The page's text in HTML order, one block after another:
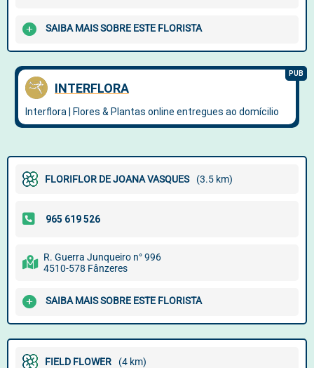
SAIBA MAIS SOBRE ESTE FLORISTA
FLORIFLOR DE JOANA VASQUES (3.5 km)
R. Guerra Junqueiro n° 996
4510-578 Fânzeres
SAIBA MAIS SOBRE ESTE FLORISTA
FIELD FLOWER (4 km)